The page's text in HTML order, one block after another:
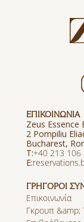
ΕΠΙΚΟΙΝΩΝΙΑ
Zeus Essence
2 Pompiliu
Bucharest,
Τ:+40 213 106
E:
ΓΡΗΓΟΡΟΙ
Επικοινωνία
Γκρουπ &amp;